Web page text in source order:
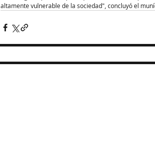
altamente vulnerable de la sociedad", concluyó el